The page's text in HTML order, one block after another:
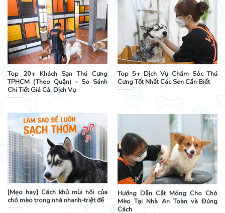
Top 20+ Khách Sạn Thú Cưng
TPHCM (Theo Quận) – So Sánh
Chi Tiết Giá Cả, Dịch Vụ
Top 5+ Dịch Vụ Chăm Sóc Thú
Cưng Tốt Nhất Các Sen Cần Biết
[Mẹo hay] Cách khử mùi hôi của
chó mèo trong nhà nhanh-triệt để
Hướng Dẫn Cắt Móng Cho Chó
Mèo Tại Nhà An Toàn và Đúng
Cách